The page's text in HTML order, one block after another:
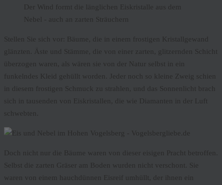
Der Wind formt die länglichen Eiskristalle aus dem
Nebel - auch an zarten Sträuchern
Stellen Sie sich vor: Bäume, die in einem frostigen Kristallgewand
glänzten. Äste und Stämme, die von einer zarten, glitzernden Schicht
überzogen waren, als wären sie von der Natur selbst in ein
funkelndes Kleid gehüllt worden. Jeder noch so kleine Zweig schien
in diesem frostigen Schmuck zu strahlen, und das Sonnenlicht brach
sich in tausenden von Eiskristallen, die wie Diamanten in der Luft
schwebten.
Doch nicht nur die Bäume waren von dieser eisigen Pracht betroffen.
Selbst die zarten Gräser am Boden wurden nicht verschont. Sie
waren von einem hauchdünnen Eisreif umhüllt, der ihnen ein